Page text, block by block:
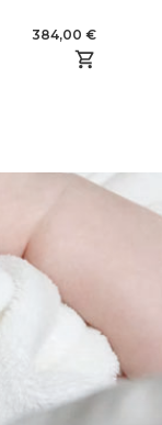
384,00 €